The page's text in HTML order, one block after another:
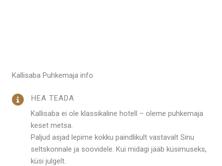
Kallisaba Puhkemaja info
HEA TEADA
Kallisaba ei ole klassikaline hotell – oleme puhkemaja
keset metsa.
Paljud asjad lepime kokku paindlikult vastavalt Sinu
seltskonnale ja soovidele. Kui midagi jääb küsimuseks,
küsi julgelt.